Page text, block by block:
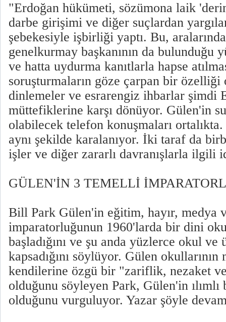
"Erdoğan hükümeti, sözümona laik
darbe girişimi ve diğer suçlardan
şebekesiyle işbirliği yaptı. Bu,
genelkurmay başkanının da bulunduğu
ve hatta uydurma kanıtlarla hapse
soruşturmaların göze çarpan bir özelliği
dinlemeler ve esrarengiz ihbarlar şimdi
müttefiklerine karşı dönüyor. Gülen'in
olabilecek telefon konuşmaları
aynı şekilde karalanıyor. İki taraf da
işler ve diğer zararlı davranışlarla ilgili
GÜLEN'İN 3 TEMELLİ
Bill Park Gülen'in eğitim, hayır, medya
imparatorluğunun 1960'larda bir dini
başladığını ve şu anda yüzlerce okul
kapsadığını söylüyor. Gülen okullarının
kendilerine özgü bir "zariflik, nezaket
olduğunu söyleyen Park, Gülen'in
olduğunu vurguluyor. Yazar şöyle